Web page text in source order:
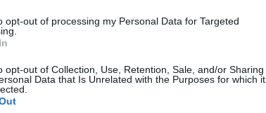
opt-out of processing my Personal Data for Targeted
opt-out of Collection, Use, Retention, Sale, and/or Sharing
Data that Is Unrelated with the Purposes for which it
tenné az autót.
hogy mostanra már elérhető lesz az
nagyobb hatótávot ígér kisebb fizikai méretek
történt meg, így marad a kizárólag
hatótávval.